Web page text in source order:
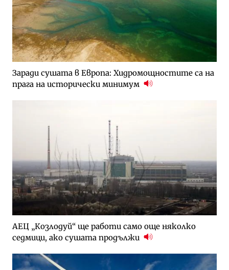
Заради сушата в Европа: Хидромощностите са на
прага на исторически минимум
АЕЦ „Козлодуй“ ще работи само още няколко
седмици, ако сушата продължи